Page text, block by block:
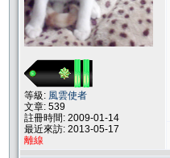
等級: 風雲使者
文章: 539
註冊時間: 2009-01-14
最近來訪: 2013-05-17
離線